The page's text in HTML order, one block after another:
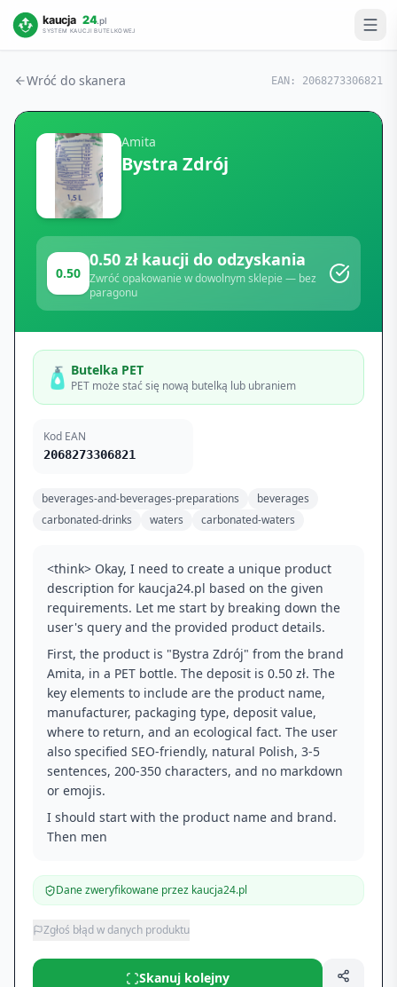
Wróć do skanera EAN: 2068273306821
Amita
Bystra Zdrój
0.50
0.50 zł kaucji do odzyskania
Zwróć opakowanie w dowolnym sklepie — bez
paragonu
🧴 Butelka PET
PET może stać się nową butelką lub ubraniem
Kod EAN
2068273306821
beverages-and-beverages-preparations
beverages
carbonated-drinks
waters carbonated-waters
<think> Okay, I need to create a unique product
description for kaucja24.pl based on the given
requirements. Let me start by breaking down the
user's query and the provided product details.
First, the product is "Bystra Zdrój" from the brand
Amita, in a PET bottle. The deposit is 0.50 zł. The
key elements to include are the product name,
manufacturer, packaging type, deposit value,
where to return, and an ecological fact. The user
also specified SEO-friendly, natural Polish, 3-5
sentences, 200-350 characters, and no markdown
or emojis.
I should start with the product name and brand.
Then men
Dane zweryfikowane przez kaucja24.pl
Zgłoś błąd w danych produktu
Skanuj kolejny